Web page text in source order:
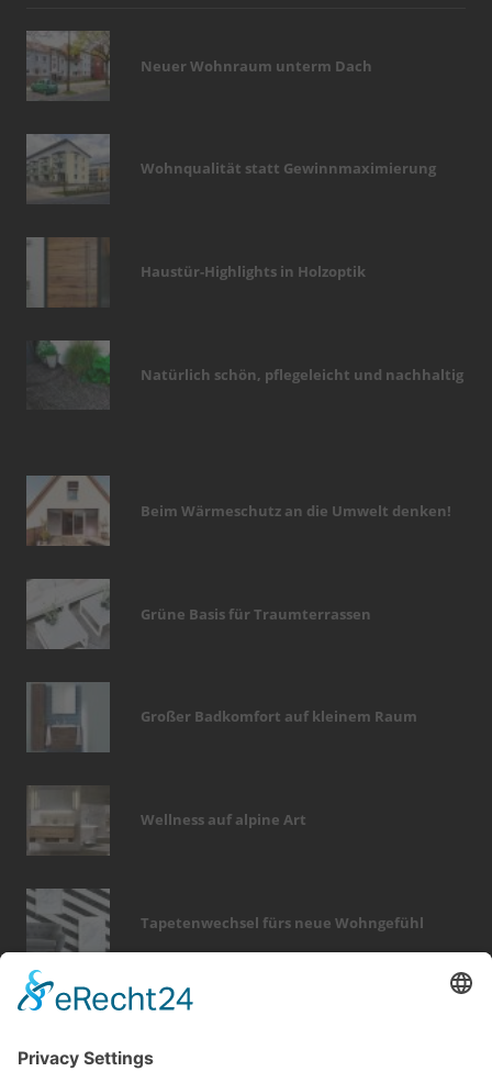
Neuer Wohnraum unterm Dach
Wohnqualität statt Gewinnmaximierung
Haustür-Highlights in Holzoptik
Natürlich schön, pflegeleicht und nachhaltig
Beim Wärmeschutz an die Umwelt denken!
Grüne Basis für Traumterrassen
Großer Badkomfort auf kleinem Raum
Wellness auf alpine Art
Tapetenwechsel fürs neue Wohngefühl